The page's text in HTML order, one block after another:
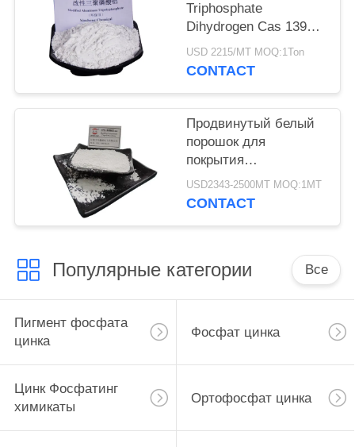
Triphosphate
Dihydrogen Cas 13939-
25-8 ранга
алюминиевый
USD 2215/MT MOQ:1Ton
CONTACT
Продвинутый белый
порошок для
покрытия
алюминиевого
триполифосфата CAS
USD2343-2500MT MOQ:1MT
CONTACT
Популярные категории Все
Пигмент фосфата
цинка
Фосфат цинка
Цинк Фосфатинг
химикаты
Ортофосфат цинка